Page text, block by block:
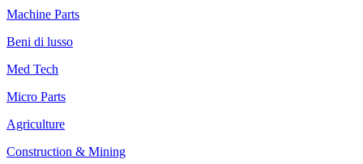
Machine Parts
Beni di lusso
Med Tech
Micro Parts
Agriculture
Construction & Mining